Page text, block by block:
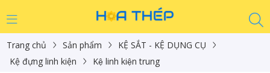
Trang chủ Sản phẩm
KỆ SẮT - KỆ DỤNG CỤ
Kệ đựng linh kiện
Kệ linh kiện trung